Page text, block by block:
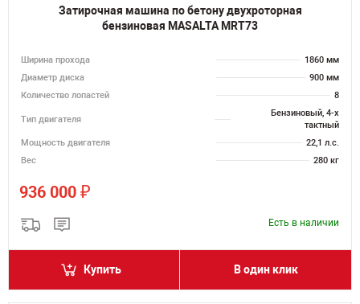
Затирочная машина по бетону двухроторная
бензиновая MASALTA MRT73
Ширина прохода
1860 мм
Диаметр диска
900 мм
Количество лопастей
8
Тип двигателя
Бензиновый, 4-х
тактный
Мощность двигателя
22,1 л.с.
Вес
280 кг
936 000 ₽
Есть в наличии
Купить В один клик